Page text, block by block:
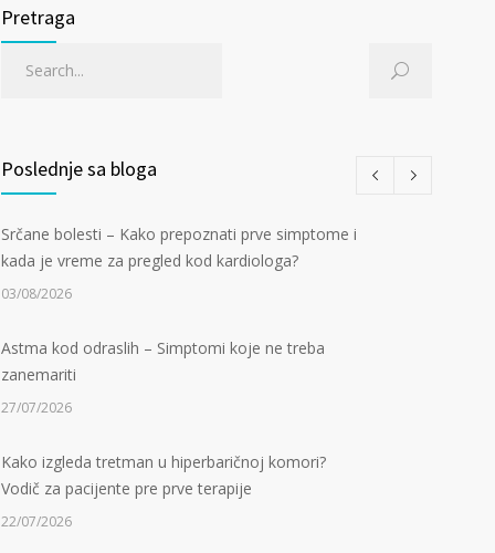
Pretraga
Poslednje sa bloga
Srčane bolesti – Kako prepoznati prve simptome i
kada je vreme za pregled kod kardiologa?
03/08/2026
Astma kod odraslih – Simptomi koje ne treba
zanemariti
27/07/2026
Kako izgleda tretman u hiperbaričnoj komori?
Vodič za pacijente pre prve terapije
22/07/2026